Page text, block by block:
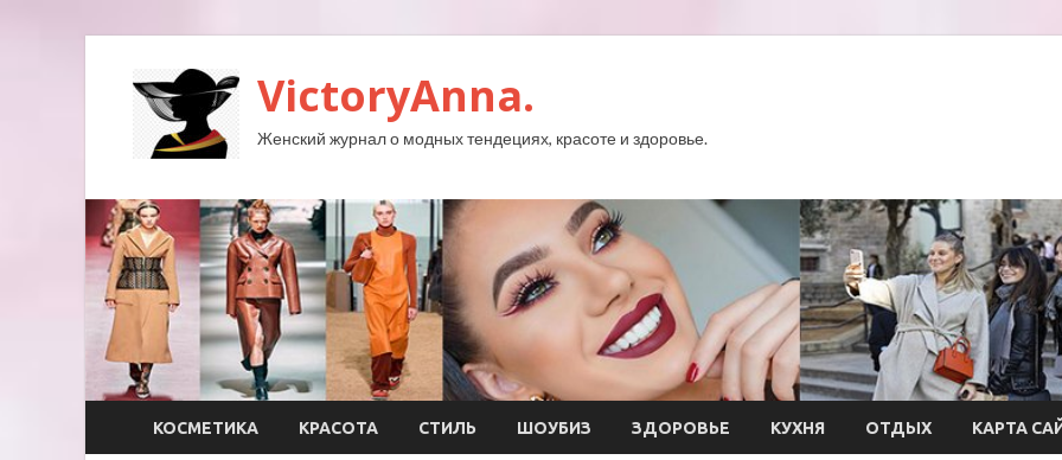
VictoryAnna.
Женский журнал о модных тендециях, красоте и здоровье.
КОСМЕТИКА КРАСОТА СТИЛЬ ШОУБИЗ ЗДОРОВЬЕ КУХНЯ ОТДЫХ КАРТА